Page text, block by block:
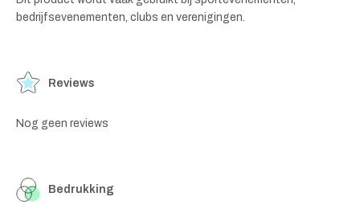
bedrijfsevenementen, clubs en verenigingen.
Reviews
Nog geen reviews
Bedrukking